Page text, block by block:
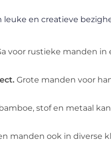
en creatieve
voor rustieke manden
Grote manden voor
stof en metaal
manden ook in diverse